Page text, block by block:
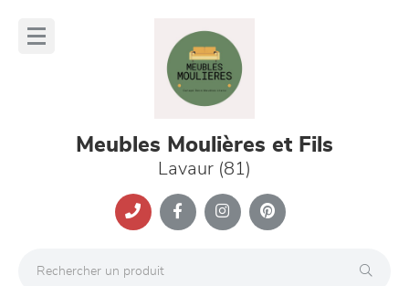
Meubles Moulières et Fils
Lavaur (81)